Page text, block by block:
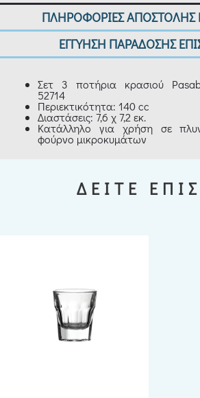
ΠΛΗΡΟΦΟΡΙΕΣ
ΕΓΓΥΗΣΗ ΠΑΡΑΔΟΣΗΣ
Σετ 3 ποτήρια κρασιού
52714
Περιεκτικότητα: 140 cc
Διαστάσεις: 7,6 χ 7,2 εκ.
Κατάλληλο για χρήση σε
φούρνο μικροκυμάτων
ΔΕΙΤΕ